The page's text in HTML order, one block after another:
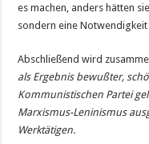
es machen, anders hätten
sondern eine
Abschließend wird
als Ergebnis bewußter,
Kommunistischen Partei
Marxismus-Leninismus
Werktätigen.